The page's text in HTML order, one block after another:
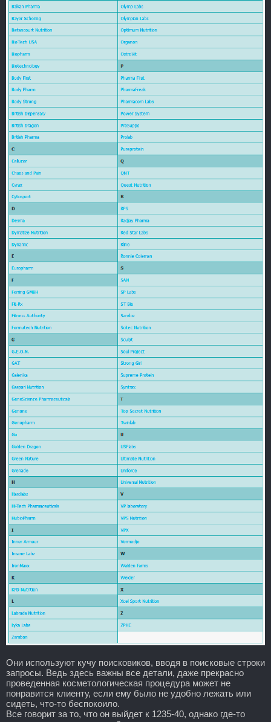
Они используют кучу поисковиков, вводя в поисковые строки
запросы. Ведь здесь важны все детали, даже прекрасно
проведенная косметологическая процедура может не
понравится клиенту, если ему было не удобно лежать или
сидеть, что-то беспокоило.
Все говорит за то, что он выйдет к 1235-40, однако где-то